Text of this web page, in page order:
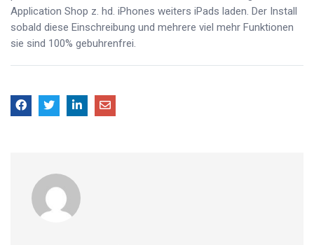
Application Shop z. hd. iPhones weiters iPads laden. Der Install
sobald diese Einschreibung und mehrere viel mehr Funktionen
sie sind 100% gebuhrenfrei.